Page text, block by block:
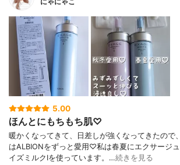
5.00
ほんとにもちもち肌♡
暖かくなってきて、日差しが強くなってきたの
はALBIONをずっと愛用♡私は春夏にエクサージ
イズミルクⅠを使っています。…続きを見る